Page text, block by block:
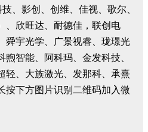
、影创、创维、佳视、歌尔、
、欣旺达、耐德佳，联创电
舜宇光学、广景视睿、珑璟光
智能、阿科玛、金发科技、
轻、大族激光、发那科、承熹
按下方图片识别二维码加入微